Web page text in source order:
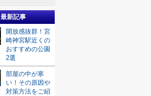
最新記事
開放感抜群！宮
崎神宮駅近くの
おすすめの公園
2選
部屋の中が寒
い！その原因や
対策方法をご紹